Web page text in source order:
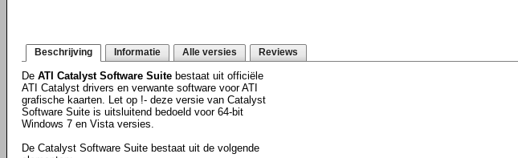
Beschrijving Informatie Alle versies Reviews
De ATI Catalyst Software Suite bestaat uit officiële
ATI Catalyst drivers en verwante software voor ATI
grafische kaarten. Let op !- deze versie van Catalyst
Software Suite is uitsluitend bedoeld voor 64-bit
Windows 7 en Vista versies.
De Catalyst Software Suite bestaat uit de volgende